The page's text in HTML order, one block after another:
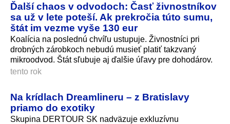
Ďalší chaos v odvodoch: Časť živnostníkov
sa už v lete poteší. Ak prekročia túto sumu,
štát im vezme vyše 130 eur
Koalícia na poslednú chvíľu ustupuje. Živnostníci pri
drobných zárobkoch nebudú musieť platiť takzvaný
mikroodvod. Štát sľubuje aj ďalšie úľavy pre dohodárov.
tento rok
Na krídlach Dreamlineru – z Bratislavy
priamo do exotiky
Skupina DERTOUR SK nadväzuje exkluzívnu